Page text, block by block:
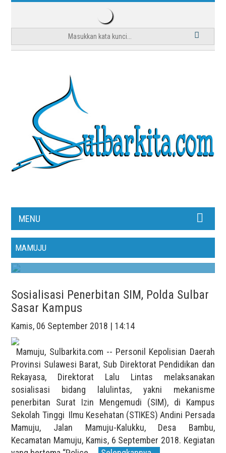
MENU
MAMUJU
Masa Depan Media: Wartawan Dituntut
Jadi Jurnalis Konten Kreator
akibat fitur kecerdasan buatan (AI) di mesin telusur
memaksa insan pers untuk berevolusi. Jurnalisme
wartawan untuk berpenetrasi langsung ke media
sosial....
Sosialisasi Penerbitan SIM, Polda Sulbar
Sasar Kampus
Kamis, 06 September 2018 | 14:14
Mamuju, Sulbarkita.com -- Personil Kepolisian Daerah
Provinsi Sulawesi Barat, Sub Direktorat Pendidikan dan
Rekayasa, Direktorat Lalu Lintas melaksanakan
sosialisasi bidang lalulintas, yakni mekanisme
penerbitan Surat Izin Mengemudi (SIM), di Kampus
Sekolah Tinggi Ilmu Kesehatan (STIKES) Andini Persada
Mamuju, Jalan Mamuju-Kalukku, Desa Bambu,
Kecamatan Mamuju, Kamis, 6 September 2018. Kegiatan